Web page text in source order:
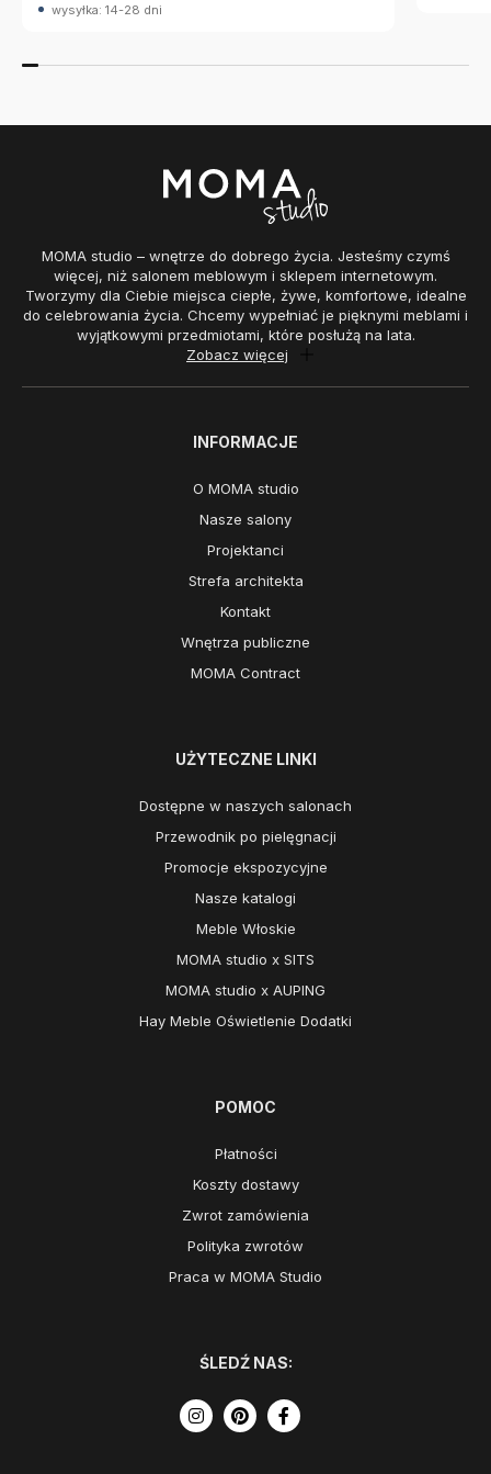
wysyłka: 14-28 dni
MOMA studio – wnętrze do dobrego życia. Jesteśmy czymś
więcej, niż salonem meblowym i sklepem internetowym.
Tworzymy dla Ciebie miejsca ciepłe, żywe, komfortowe, idealne
do celebrowania życia. Chcemy wypełniać je pięknymi meblami i
wyjątkowymi przedmiotami, które posłużą na lata.
Zobacz więcej
INFORMACJE
O MOMA studio
Nasze salony
Projektanci
Strefa architekta
Kontakt
Wnętrza publiczne
MOMA Contract
UŻYTECZNE LINKI
Dostępne w naszych salonach
Przewodnik po pielęgnacji
Promocje ekspozycyjne
Nasze katalogi
Meble Włoskie
MOMA studio x SITS
MOMA studio x AUPING
Hay Meble Oświetlenie Dodatki
POMOC
Płatności
Koszty dostawy
Zwrot zamówienia
Polityka zwrotów
Praca w MOMA Studio
ŚLEDŹ NAS: